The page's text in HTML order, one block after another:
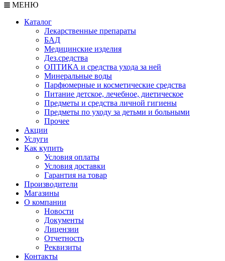
МЕНЮ
Каталог
Лекарственные препараты
БАД
Медицинские изделия
Дез.средства
ОПТИКА и средства ухода за ней
Минеральные воды
Парфюмерные и косметические средства
Питание детское, лечебное, диетическое
Предметы и средства личной гигиены
Предметы по уходу за детьми и больными
Прочее
Акции
Услуги
Как купить
Условия оплаты
Условия доставки
Гарантия на товар
Производители
Магазины
О компании
Новости
Документы
Лицензии
Отчетность
Реквизиты
Контакты